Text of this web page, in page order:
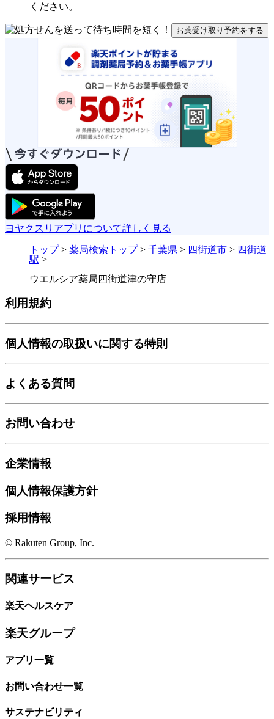
ください。
お薬受け取り予約をする
ヨヤクスリアプリについて詳しく見る
トップ> 薬局検索トップ> 千葉県 > 四街道市 > 四街道
駅 >
ウエルシア薬局四街道津の守店
利用規約
個人情報の取扱いに関する特則
よくある質問
お問い合わせ
企業情報
個人情報保護方針
採用情報
© Rakuten Group, Inc.
関連サービス
楽天ヘルスケア
楽天グループ
アプリ一覧
お問い合わせ一覧
サステナビリティ